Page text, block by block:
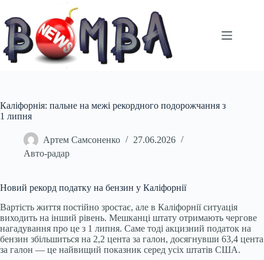
вмісту
Каліфорнія: пальне на межі рекордного подорожчання з
1 липня
Артем Самсоненко
27.06.2026
Авто-радар
Новий рекорд податку на бензин у Каліфорнії
Вартість життя постійно зростає, але в Каліфорнії ситуація
виходить на інший рівень. Мешканці штату отримають чергове
нагадування про це з 1 липня. Саме тоді акцизний податок на
бензин збільшиться на 2,2 цента за галон, досягнувши 63,4 цента
за галон — це найвищий показник серед усіх штатів США.